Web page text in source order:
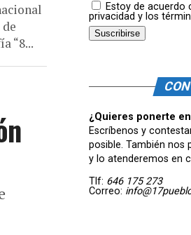
“8...
Estoy de acuerdo
privacidad y los
¿Quieres ponerte
Escríbenos y
posible. También nos
y lo atenderemos en
Tlf: 646 175 273
Correo: